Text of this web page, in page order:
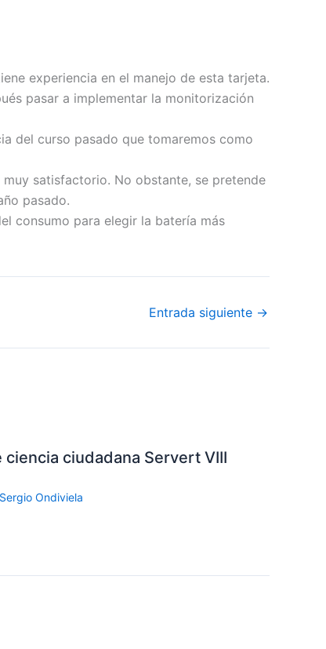
experiencia en el manejo de esta tarjeta.
pasar a implementar la monitorización
del curso pasado que tomaremos como
satisfactorio. No obstante, se pretende
pasado.
consumo para elegir la batería más
Entrada siguiente →
ciudadana Servert VIII
Sergio Ondiviela